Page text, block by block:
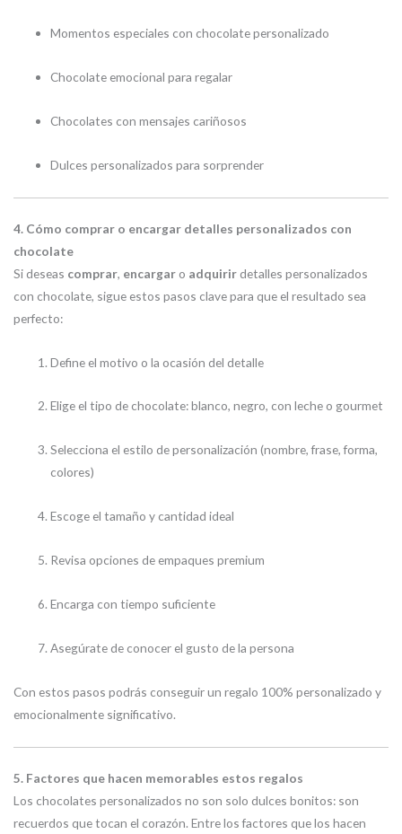
Momentos especiales con chocolate personalizado
Chocolate emocional para regalar
Chocolates con mensajes cariñosos
Dulces personalizados para sorprender
4. Cómo comprar o encargar detalles personalizados con
chocolate
Si deseas comprar, encargar o adquirir detalles personalizados
con chocolate, sigue estos pasos clave para que el resultado sea
perfecto:
Define el motivo o la ocasión del detalle
Elige el tipo de chocolate: blanco, negro, con leche o gourmet
Selecciona el estilo de personalización (nombre, frase, forma,
colores)
Escoge el tamaño y cantidad ideal
Revisa opciones de empaques premium
Encarga con tiempo suficiente
Asegúrate de conocer el gusto de la persona
Con estos pasos podrás conseguir un regalo 100% personalizado y
emocionalmente significativo.
5. Factores que hacen memorables estos regalos
Los chocolates personalizados no son solo dulces bonitos: son
recuerdos que tocan el corazón. Entre los factores que los hacen